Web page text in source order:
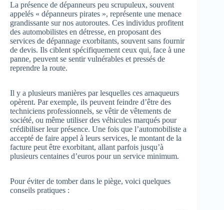
La présence de dépanneurs peu scrupuleux, souvent
appelés « dépanneurs pirates », représente une menace
grandissante sur nos autoroutes. Ces individus profitent
des automobilistes en détresse, en proposant des
services de dépannage exorbitants, souvent sans fournir
de devis. Ils ciblent spécifiquement ceux qui, face à une
panne, peuvent se sentir vulnérables et pressés de
reprendre la route.
Il y a plusieurs manières par lesquelles ces arnaqueurs
opèrent. Par exemple, ils peuvent feindre d’être des
techniciens professionnels, se vêtir de vêtements de
société, ou même utiliser des véhicules marqués pour
crédibiliser leur présence. Une fois que l’automobiliste a
accepté de faire appel à leurs services, le montant de la
facture peut être exorbitant, allant parfois jusqu’à
plusieurs centaines d’euros pour un service minimum.
Pour éviter de tomber dans le piège, voici quelques
conseils pratiques :